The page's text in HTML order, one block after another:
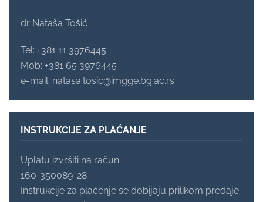
dr Nataša Tošić
Tel: +381 11 3976445
Mob: +381 65 3976445
e-mail: natasa.tosic@imgge.bg.ac.rs
INSTRUKCIJE ZA PLAĆANJE
Uplatu izvršiti na račun
160-350089-28
Instrukcije za plaćenje se dobijaju prilikom predaje